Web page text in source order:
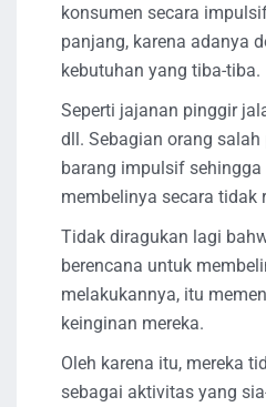
konsumen secara
panjang, karena adanya
kebutuhan yang tiba-tiba.
Seperti jajanan pinggir
dll. Sebagian orang
barang impulsif sehingga
membelinya secara tidak
Tidak diragukan lagi
berencana untuk
melakukannya, itu
keinginan mereka.
Oleh karena itu, mereka
sebagai aktivitas yang